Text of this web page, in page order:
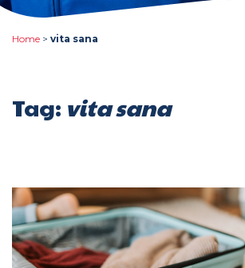
Home > vita sana
Tag: vita sana